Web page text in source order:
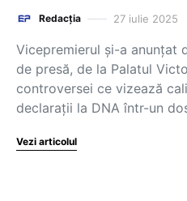
Redacția 27 iulie 2025
Vicepremierul și-a anunțat
de presă, de la Palatul
controversei ce vizează
declarații la DNA într-un
Vezi articolul